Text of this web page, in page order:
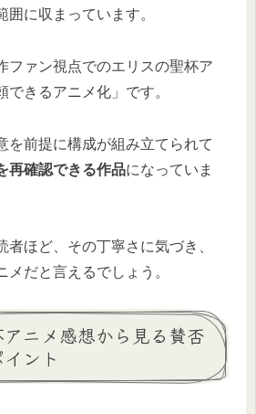
囲に収まっています。
ファン視点でのエリスの聖杯ア
できるアニメ化」です。
を前提に構成が組み立てられて
再確認できる作品になっていま
者ほど、その丁寧さに気づき、
メだと言えるでしょう。
ニメ感想から見る賛否
ント